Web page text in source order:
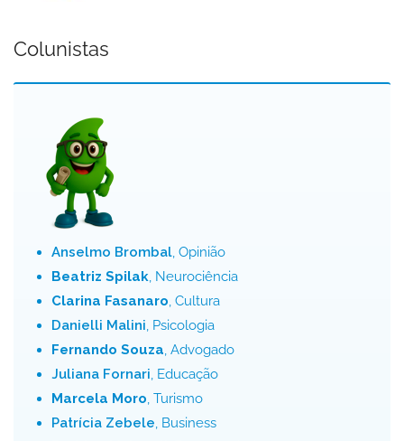
Colunistas
Anselmo Brombal, Opinião
Beatriz Spilak, Neurociência
Clarina Fasanaro, Cultura
Danielli Malini, Psicologia
Fernando Souza, Advogado
Juliana Fornari, Educação
Marcela Moro, Turismo
Patrícia Zebele, Business